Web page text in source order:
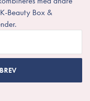
Beauty Box &